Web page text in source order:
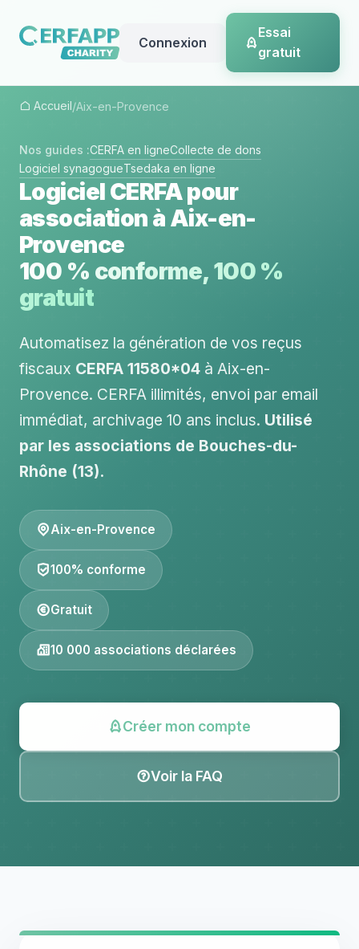
Connexion
Essai
gratuit
Accueil/Aix-en-Provence
Nos guides :CERFA en ligneCollecte de dons
Logiciel synagogueTsedaka en ligne
Logiciel CERFA pour
association à Aix-en-
Provence
100 % conforme, 100 %
gratuit
Automatisez la génération de vos reçus
fiscaux CERFA 11580*04 à Aix-en-
Provence. CERFA illimités, envoi par email
immédiat, archivage 10 ans inclus. Utilisé
par les associations de Bouches-du-
Rhône (13).
Aix-en-Provence
100% conforme
Gratuit
10 000 associations déclarées
Créer mon compte
Voir la FAQ